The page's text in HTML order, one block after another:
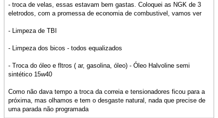
- troca de velas, essas estavam bem gastas. Coloquei as NGK de 3
eletrodos, com a promessa de economia de combustivel, vamos ver
- Limpeza de TBI
- Limpeza dos bicos - todos equalizados
- Troca do óleo e fltros ( ar, gasolina, óleo) - Óleo Halvoline semi
sintético 15w40
Como não dava tempo a troca da correia e tensionadores ficou para a
próxima, mas olhamos e tem o desgaste natural, nada que precise de
uma parada não programada